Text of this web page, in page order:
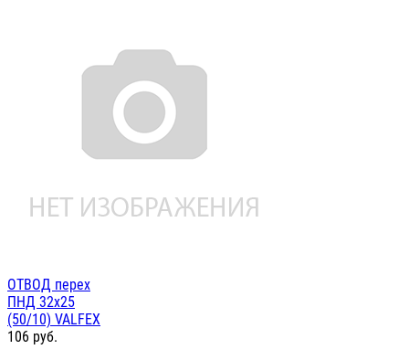
ОТВОД перех
ПНД 32х25
(50/10) VALFEX
106 руб.